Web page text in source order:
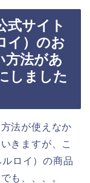
式サイト
イ）のお
方法があ
しました
法が使えなか
きますが、こ
ロイ）の商品
も、、、。